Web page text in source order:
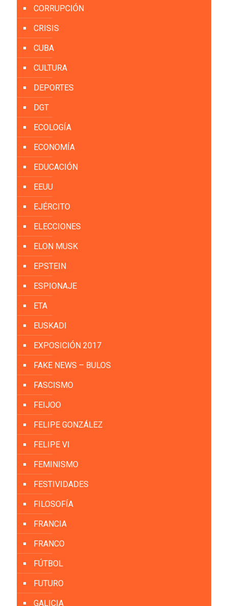
CORRUPCIÓN
CRISIS
CUBA
CULTURA
DEPORTES
DGT
ECOLOGÍA
ECONOMÍA
EDUCACIÓN
EEUU
EJÉRCITO
ELECCIONES
ELON MUSK
EPSTEIN
ESPIONAJE
ETA
EUSKADI
EXPOSICIÓN 2017
FAKE NEWS – BULOS
FASCISMO
FEIJOO
FELIPE GONZÁLEZ
FELIPE VI
FEMINISMO
FESTIVIDADES
FILOSOFÍA
FRANCIA
FRANCO
FÚTBOL
FUTURO
GALICIA